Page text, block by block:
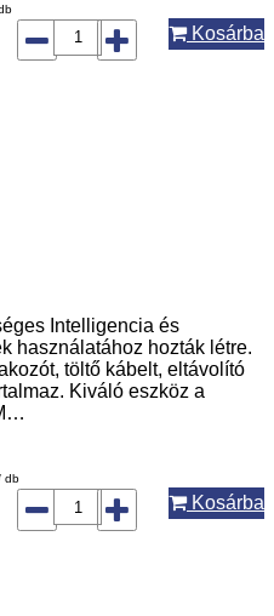
Kosárba
Intelligencia és
használatához hozták létre.
töltő kábelt, eltávolító
Kiváló eszköz a
db
Kosárba